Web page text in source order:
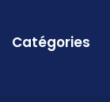
Catégories